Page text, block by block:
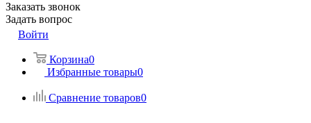
Заказать звонок
Задать вопрос
Войти
Корзина0
Избранные товары0
Сравнение товаров0